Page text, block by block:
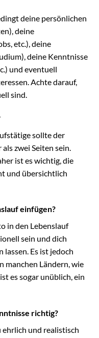
deine persönlichen
deine
etc.), deine
deine Kenntnisse
und eventuell
Achte darauf,
sind.
sollte der
zwei Seiten sein.
ist es wichtig, die
und übersichtlich
einfügen?
in den Lebenslauf
sein und dich
Es ist jedoch
manchen Ländern, wie
es sogar unüblich, ein
richtig?
und realistisch